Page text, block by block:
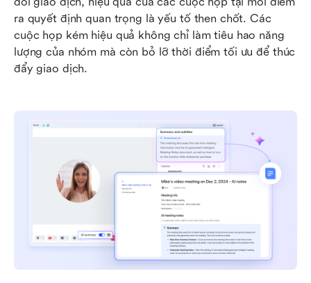
ra quyết định quan trọng là yếu tố then chốt. Các
cuộc họp kém hiệu quả không chỉ làm tiêu hao năng
lượng của nhóm mà còn bỏ lỡ thời điểm tối ưu để thúc
đẩy giao dịch.